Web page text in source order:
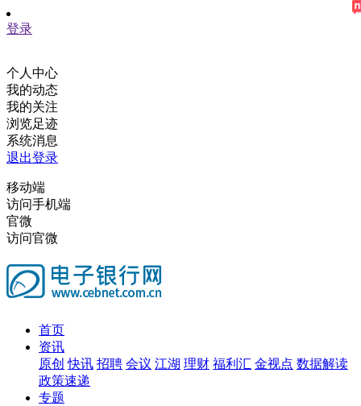
登录
个人中心
我的动态
我的关注
浏览足迹
系统消息
退出登录
移动端
访问手机端
官微
访问官微
首页
资讯
原创 快讯 招聘 会议 江湖 理财 福利汇 金视点 数据解读
政策速递
专题